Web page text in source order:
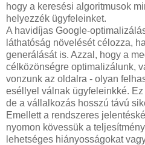
hogy a keresési algoritmusok
helyezzék ügyfeleinket.
A havidíjas Google-
láthatóság növelését célozza,
generálását is. Azzal, hogy a
célközönségre optimalizálunk,
vonzunk az oldalra - olyan
eséllyel válnak ügyfeleinkké.
de a vállalkozás hosszú távú
Emellett a rendszeres
nyomon kövessük a
lehetséges hiányosságokat